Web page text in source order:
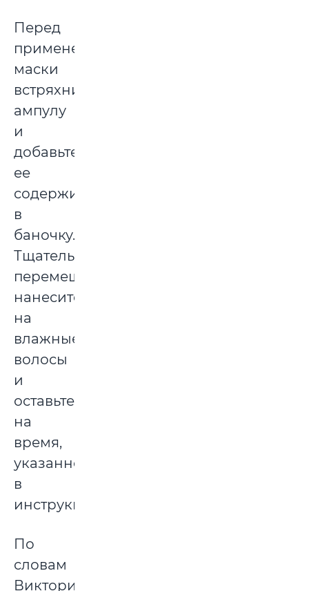
Перед
применением
маски
встряхните
ампулу
и
добавьте
ее
содержимое
в
баночку.
Тщательно
перемешайте,
нанесите
на
влажные
волосы
и
оставьте
на
время,
указанное
в
инструкции.
По
словам
Виктории,